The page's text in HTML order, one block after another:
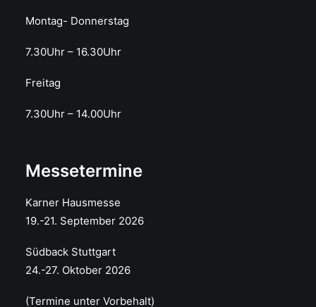
Montag- Donnerstag
7.30Uhr – 16.30Uhr
Freitag
7.30Uhr – 14.00Uhr
Messetermine
Karner Hausmesse
19.-21. September 2026
Südback Stuttgart
24.-27. Oktober 2026
(Termine unter Vorbehalt)